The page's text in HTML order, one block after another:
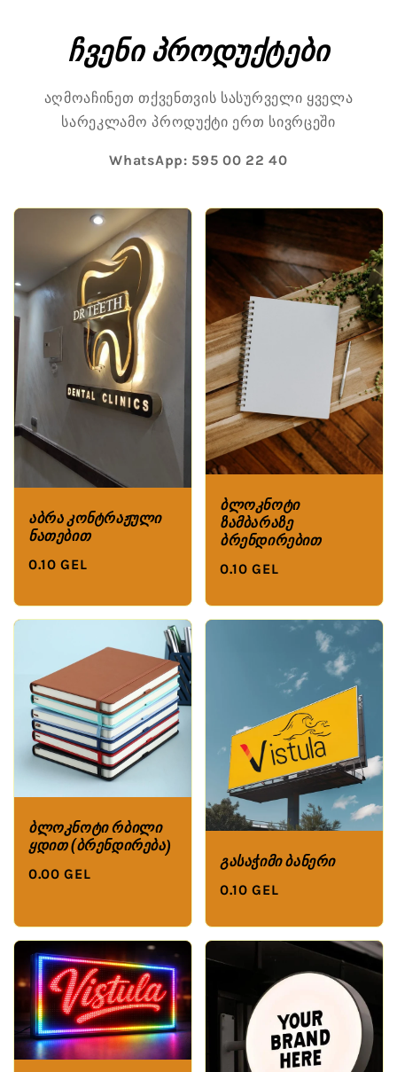
ჩვენი პროდუქტები
აღმოაჩინეთ თქვენთვის სასურველი ყველა
სარეკლამო პროდუქტი ერთ სივრცეში
WhatsApp: 595 00 22 40
აბრა კონტრაჟული
ნათებით
0.10 GEL
ბლოკნოტი
ზამბარაზე
ბრენდირებით
0.10 GEL
ბლოკნოტი რბილი
ყდით (ბრენდირება)
0.00 GEL
გასაჭიმი ბანერი
0.10 GEL